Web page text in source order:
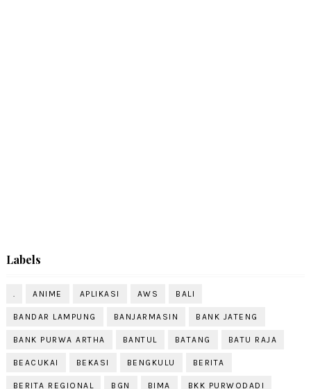
Labels
. ANIME APLIKASI AWS BALI
BANDAR LAMPUNG BANJARMASIN BANK JATENG
BANK PURWA ARTHA BANTUL BATANG BATU RAJA
BEACUKAI BEKASI BENGKULU BERITA
BERITA REGIONAL BGN BIMA BKK PURWODADI